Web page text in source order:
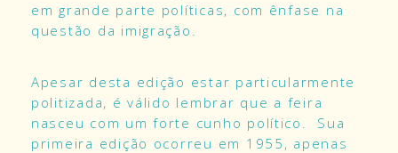
em grande parte políticas, com ênfase na
questão da imigração.
Apesar desta edição estar particularmente
politizada, é válido lembrar que a feira
nasceu com um forte cunho político. Sua
primeira edição ocorreu em 1955, apenas